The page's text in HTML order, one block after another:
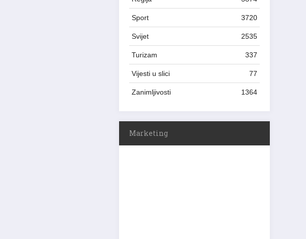
Sport 3720
Svijet 2535
Turizam 337
Vijesti u slici 77
Zanimljivosti 1364
Marketing